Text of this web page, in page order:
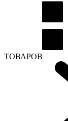
ТОВАРОВ